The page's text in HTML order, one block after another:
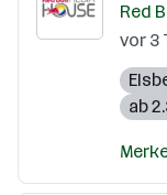
Red
vor 3
ab